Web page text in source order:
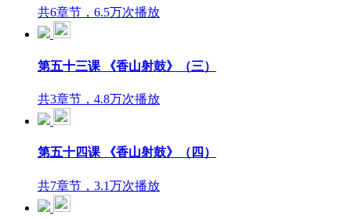
共6章节，6.5万次播放
第五十三课 《香山射鼓》（三）
共3章节，4.8万次播放
第五十四课 《香山射鼓》（四）
共7章节，3.1万次播放